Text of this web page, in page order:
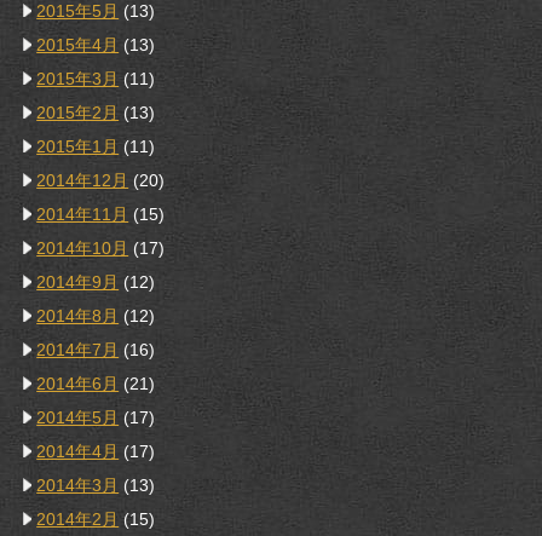
2015年5月 (13)
2015年4月 (13)
2015年3月 (11)
2015年2月 (13)
2015年1月 (11)
2014年12月 (20)
2014年11月 (15)
2014年10月 (17)
2014年9月 (12)
2014年8月 (12)
2014年7月 (16)
2014年6月 (21)
2014年5月 (17)
2014年4月 (17)
2014年3月 (13)
2014年2月 (15)